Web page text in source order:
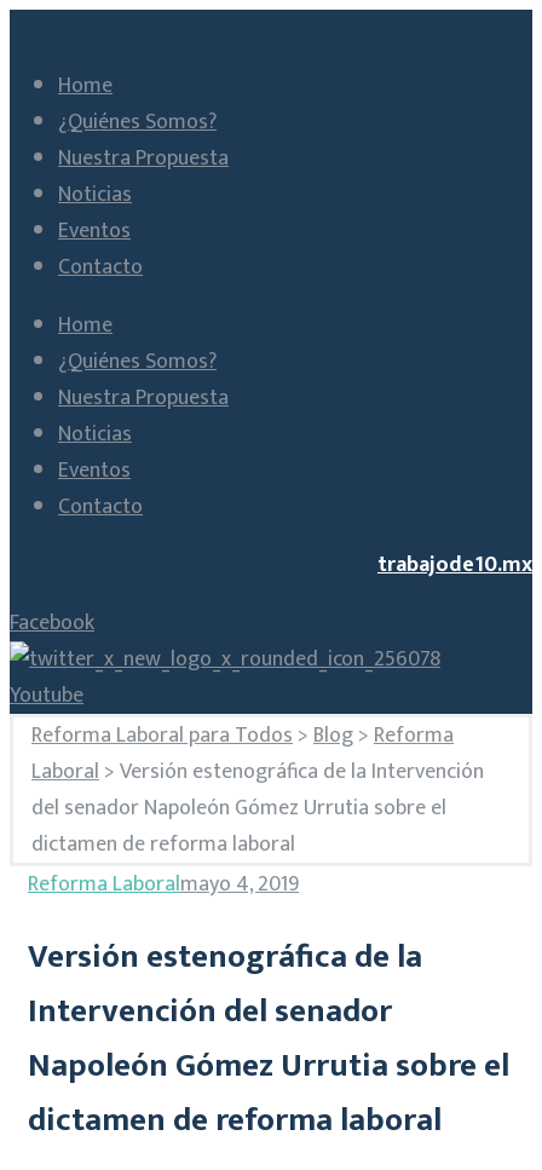
Home
¿Quiénes Somos?
Nuestra Propuesta
Noticias
Eventos
Contacto
Home
¿Quiénes Somos?
Nuestra Propuesta
Noticias
Eventos
Contacto
trabajode10.mx
Facebook
Youtube
Reforma Laboral para Todos>Blog>Reforma
Laboral>Versión estenográfica de la Intervención
del senador Napoleón Gómez Urrutia sobre el
dictamen de reforma laboral
Reforma Laboralmayo 4, 2019
Versión estenográfica de la
Intervención del senador
Napoleón Gómez Urrutia sobre el
dictamen de reforma laboral